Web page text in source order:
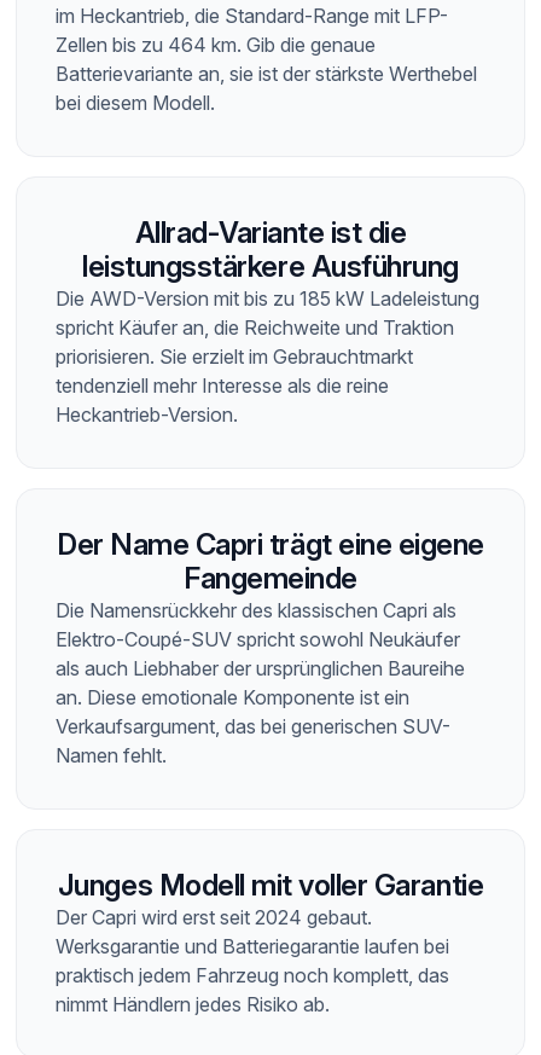
im Heckantrieb, die Standard-Range mit LFP-
Zellen bis zu 464 km. Gib die genaue
Batterievariante an, sie ist der stärkste Werthebel
bei diesem Modell.
Allrad-Variante ist die
leistungsstärkere Ausführung
Die AWD-Version mit bis zu 185 kW Ladeleistung
spricht Käufer an, die Reichweite und Traktion
priorisieren. Sie erzielt im Gebrauchtmarkt
tendenziell mehr Interesse als die reine
Heckantrieb-Version.
Der Name Capri trägt eine eigene
Fangemeinde
Die Namensrückkehr des klassischen Capri als
Elektro-Coupé-SUV spricht sowohl Neukäufer
als auch Liebhaber der ursprünglichen Baureihe
an. Diese emotionale Komponente ist ein
Verkaufsargument, das bei generischen SUV-
Namen fehlt.
Junges Modell mit voller Garantie
Der Capri wird erst seit 2024 gebaut.
Werksgarantie und Batteriegarantie laufen bei
praktisch jedem Fahrzeug noch komplett, das
nimmt Händlern jedes Risiko ab.